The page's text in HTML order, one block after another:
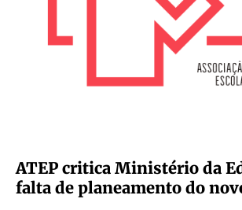
ATEP critica Ministério da
falta de planeamento do